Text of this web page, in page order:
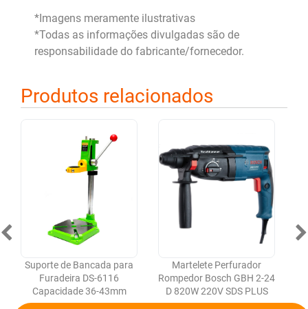
*Imagens meramente ilustrativas
*Todas as informações divulgadas são de
responsabilidade do fabricante/fornecedor.
Produtos relacionados
Suporte de Bancada para
Furadeira DS-6116
Capacidade 36-43mm
Martelete Perfurador
Rompedor Bosch GBH 2-24
D 820W 220V SDS PLUS